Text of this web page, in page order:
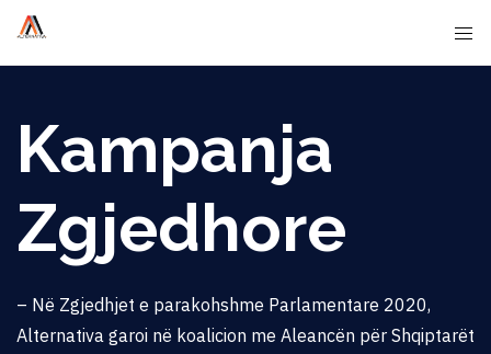
Kampanja
Zgjedhore
– Në Zgjedhjet e parakohshme Parlamentare 2020,
Alternativa garoi në koalicion me Aleancën për Shqiptarët